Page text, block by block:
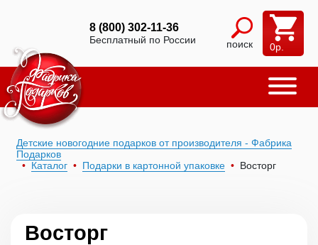
8 (800) 302-11-36
Бесплатный по России поиск 0р.
Детские новогодние подарков от производителя - Фабрика
Подарков
Каталог
Подарки в картонной упаковке Восторг
Восторг